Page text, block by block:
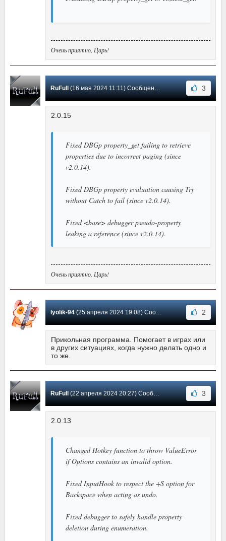
Очень приятно, Царь!
RuFull(16 мая 2024 11:11) Сообщение #152 3
2.0.15
Fixed DBGp property_get failing to retrieve
properties due to incorrect paging (since
v2.0.14).
Fixed DBGp property evaluation causing Try
without Catch to fail (since v2.0.14).
Fixed <base> debugger pseudo-property
leaking a reference (since v2.0.14).
Очень приятно, Царь!
lyolik-94(25 апреля 2024 19:08) Сообщение #151 2
Прикольная программа. Помогает в играх или
в других ситуациях, когда нужно делать одно и
то же.
RuFull(22 апреля 2024 20:27) Сообщение #150 3
2.0.13
Changed Hotkey function to throw ValueError
if Options contains an invalid option.
Fixed InputHook to respect the +S option for
Backspace when acting as undo.
Fixed debugger to safely handle property
deletion during enumeration.